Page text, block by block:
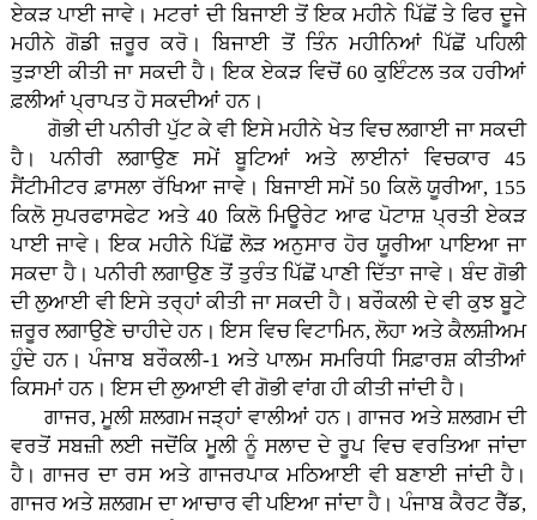
ਏਕੜ ਪਾਈ ਜਾਵੇ। ਮਟਰਾਂ ਦੀ ਬਿਜਾਈ ਤੋਂ ਇਕ ਮਹੀਨੇ ਪਿੱਛੋਂ ਤੇ ਫਿਰ ਦੂਜੇ
ਮਹੀਨੇ ਗੋਡੀ ਜ਼ਰੂਰ ਕਰੋ। ਬਿਜਾਈ ਤੋਂ ਤਿੰਨ ਮਹੀਨਿਆਂ ਪਿੱਛੋਂ ਪਹਿਲੀ
ਤੁੜਾਈ ਕੀਤੀ ਜਾ ਸਕਦੀ ਹੈ। ਇਕ ਏਕੜ ਵਿਚੋਂ 60 ਕੁਇੰਟਲ ਤਕ ਹਰੀਆਂ
ਫ਼ਲੀਆਂ ਪ੍ਰਾਪਤ ਹੋ ਸਕਦੀਆਂ ਹਨ।
ਗੋਭੀ ਦੀ ਪਨੀਰੀ ਪੁੱਟ ਕੇ ਵੀ ਇਸੇ ਮਹੀਨੇ ਖੇਤ ਵਿਚ ਲਗਾਈ ਜਾ ਸਕਦੀ
ਹੈ। ਪਨੀਰੀ ਲਗਾਉਣ ਸਮੇਂ ਬੂਟਿਆਂ ਅਤੇ ਲਾਈਨਾਂ ਵਿਚਕਾਰ 45
ਸੈਂਟੀਮੀਟਰ ਫ਼ਾਸਲਾ ਰੱਖਿਆ ਜਾਵੇ। ਬਿਜਾਈ ਸਮੇਂ 50 ਕਿਲੋ ਯੂਰੀਆ, 155
ਕਿਲੋ ਸੁਪਰਫਾਸਫੇਟ ਅਤੇ 40 ਕਿਲੋ ਮਿਊਰੇਟ ਆਫ ਪੋਟਾਸ਼ ਪ੍ਰਤੀ ਏਕੜ
ਪਾਈ ਜਾਵੇ। ਇਕ ਮਹੀਨੇ ਪਿੱਛੋਂ ਲੋੜ ਅਨੁਸਾਰ ਹੋਰ ਯੂਰੀਆ ਪਾਇਆ ਜਾ
ਸਕਦਾ ਹੈ। ਪਨੀਰੀ ਲਗਾਉਣ ਤੋਂ ਤੁਰੰਤ ਪਿੱਛੋਂ ਪਾਣੀ ਦਿੱਤਾ ਜਾਵੇ। ਬੰਦ ਗੋਭੀ
ਦੀ ਲੁਆਈ ਵੀ ਇਸੇ ਤਰ੍ਹਾਂ ਕੀਤੀ ਜਾ ਸਕਦੀ ਹੈ। ਬਰੌਕਲੀ ਦੇ ਵੀ ਕੁਝ ਬੂਟੇ
ਜ਼ਰੂਰ ਲਗਾਉਣੇ ਚਾਹੀਦੇ ਹਨ। ਇਸ ਵਿਚ ਵਿਟਾਮਿਨ, ਲੋਹਾ ਅਤੇ ਕੈਲਸ਼ੀਅਮ
ਹੁੰਦੇ ਹਨ। ਪੰਜਾਬ ਬਰੌਕਲੀ-1 ਅਤੇ ਪਾਲਮ ਸਮਰਿਧੀ ਸਿਫ਼ਾਰਸ਼ ਕੀਤੀਆਂ
ਕਿਸਮਾਂ ਹਨ। ਇਸ ਦੀ ਲੁਆਈ ਵੀ ਗੋਭੀ ਵਾਂਗ ਹੀ ਕੀਤੀ ਜਾਂਦੀ ਹੈ।
ਗਾਜਰ, ਮੂਲੀ ਸ਼ਲਗਮ ਜੜ੍ਹਾਂ ਵਾਲੀਆਂ ਹਨ। ਗਾਜਰ ਅਤੇ ਸ਼ਲਗਮ ਦੀ
ਵਰਤੋਂ ਸਬਜ਼ੀ ਲਈ ਜਦੋਂਕਿ ਮੂਲੀ ਨੂੰ ਸਲਾਦ ਦੇ ਰੂਪ ਵਿਚ ਵਰਤਿਆ ਜਾਂਦਾ
ਹੈ। ਗਾਜਰ ਦਾ ਰਸ ਅਤੇ ਗਾਜਰਪਾਕ ਮਠਿਆਈ ਵੀ ਬਣਾਈ ਜਾਂਦੀ ਹੈ।
ਗਾਜਰ ਅਤੇ ਸ਼ਲਗਮ ਦਾ ਆਚਾਰ ਵੀ ਪਇਆ ਜਾਂਦਾ ਹੈ। ਪੰਜਾਬ ਕੈਰਟ ਰੈੱਡ,